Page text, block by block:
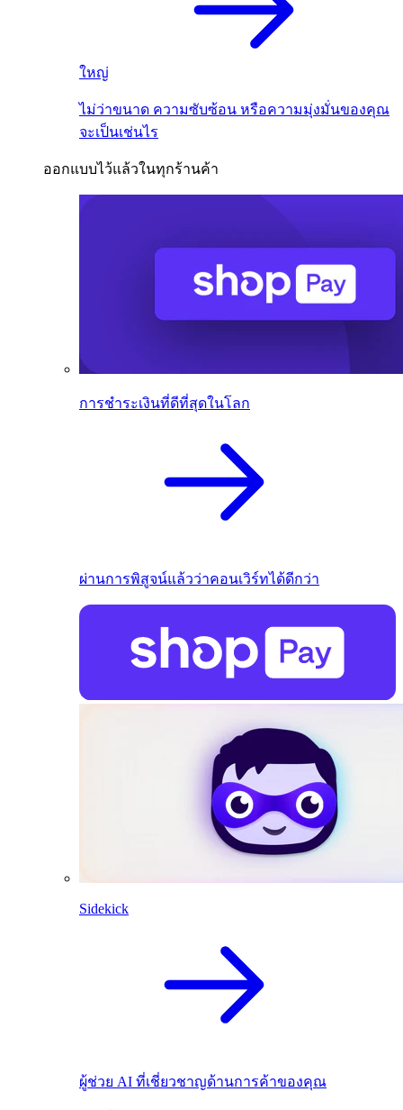
ใหญ่
ไม่ว่าขนาด ความซับซ้อน หรือความมุ่งมั่นของคุณ
จะเป็นเช่นไร
ออกแบบไว้แล้วในทุกร้านค้า
การชำระเงินที่ดีที่สุดในโลก
ผ่านการพิสูจน์แล้วว่าคอนเวิร์ทได้ดีกว่า
Sidekick
ผู้ช่วย AI ที่เชี่ยวชาญด้านการค้าของคุณ